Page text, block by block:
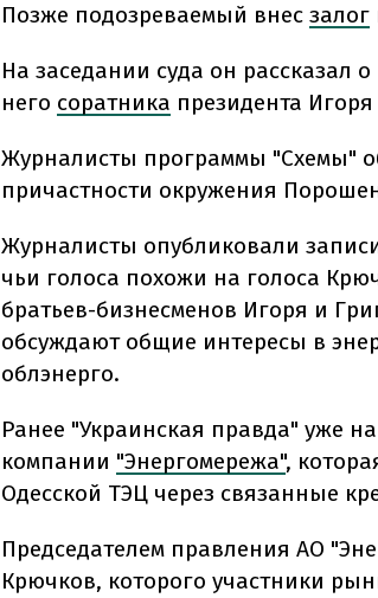
Позже подозреваемый внес залог
На заседании суда он рассказал
него соратника президента
Журналисты программы "Схемы"
причастности окружения
Журналисты опубликовали
чьи голоса похожи на голоса
братьев-бизнесменов Игоря и
обсуждают общие интересы в
облэнерго.
Ранее "Украинская правда" уже
компании "Энергомережа",
Одесской ТЭЦ через связанные
Председателем правления АО
Крючков, которого участники